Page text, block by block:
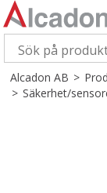
Alcadon AB>
>Säkerhet/